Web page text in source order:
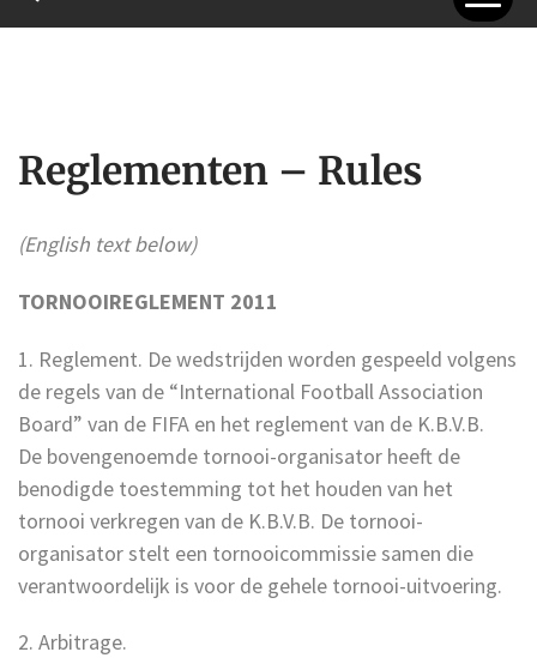
Reglementen – Rules
(English text below)
TORNOOIREGLEMENT 2011
1. Reglement. De wedstrijden worden gespeeld volgens
de regels van de “International Football Association
Board” van de FIFA en het reglement van de K.B.V.B.
De bovengenoemde tornooi-organisator heeft de
benodigde toestemming tot het houden van het
tornooi verkregen van de K.B.V.B. De tornooi-
organisator stelt een tornooicommissie samen die
verantwoordelijk is voor de gehele tornooi-uitvoering.
2. Arbitrage.